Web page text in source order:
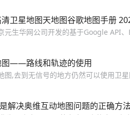
卫星地图天地图谷歌地图手册
元生华网公司开发的基于Google API
图——路线和轨迹的使用
图,去到无信号的地方仍然可以使用卫
解决奥维互动地图问题的正确方法